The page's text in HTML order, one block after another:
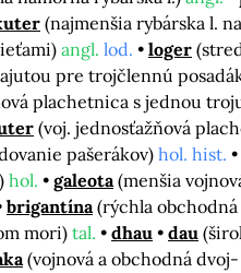
(najmenšia rybárska l.
angl. lod. loger
pre trojčlennú
plachetnica s jednou
(voj. jednosťažňová
pašerákov) hol. hist.
hol. galeota (menšia
brigantína (rýchla
mori) tal. dhau dau
(vojnová a obchodná